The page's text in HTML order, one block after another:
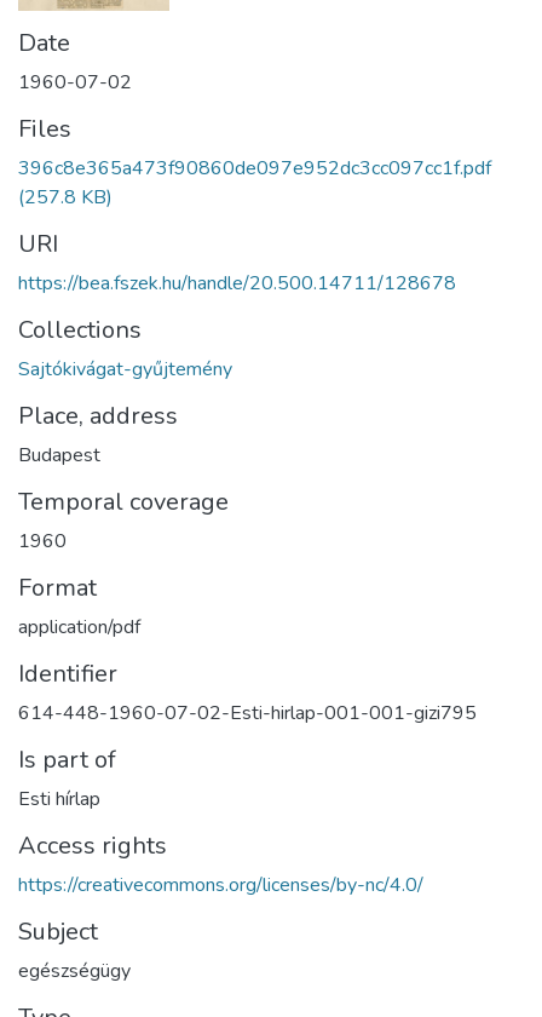
Date
1960-07-02
Files
396c8e365a473f90860de097e952dc3cc097cc1f.pdf
(257.8 KB)
URI
https://bea.fszek.hu/handle/20.500.14711/128678
Collections
Sajtókivágat-gyűjtemény
Place, address
Budapest
Temporal coverage
1960
Format
application/pdf
Identifier
614-448-1960-07-02-Esti-hirlap-001-001-gizi795
Is part of
Esti hírlap
Access rights
https://creativecommons.org/licenses/by-nc/4.0/
Subject
egészségügy